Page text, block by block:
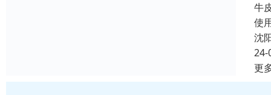
牛
使
沈
24-
更